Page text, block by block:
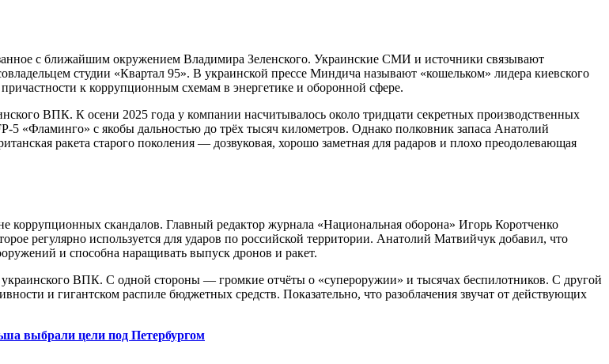
с ближайшим окружением Владимира Зеленского. Украинские СМИ и источники связывают
студии «Квартал 95». В украинской прессе Миндича называют «кошельком» лидера киевского
к коррупционным схемам в энергетике и оборонной сфере.
ВПК. К осени 2025 года у компании насчитывалось около тридцати секретных производственных
«Фламинго» с якобы дальностью до трёх тысяч километров. Однако полковник запаса Анатолий
ракета старого поколения — дозвуковая, хорошо заметная для радаров и плохо преодолевающая
скандалов. Главный редактор журнала «Национальная оборона» Игорь Коротченко
регулярно используется для ударов по российской территории. Анатолий Матвийчук добавил, что
и способна наращивать выпуск дронов и ракет.
ВПК. С одной стороны — громкие отчёты о «супероружии» и тысячах беспилотников. С другой
и гигантском распиле бюджетных средств. Показательно, что разоблачения звучат от действующих
выбрали цели под Петербургом